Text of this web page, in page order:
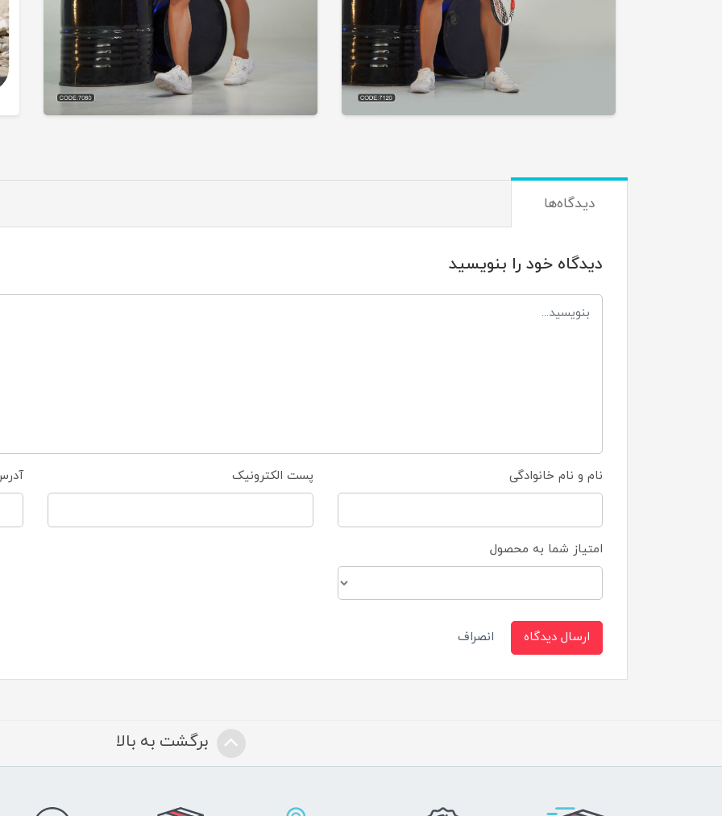
دیدگاه‌ها
دیدگاه خود را بنویسید
نام و نام خانوادگی پست الکترونیک
امتیاز شما به محصول
ارسال دیدگاه انصراف
برگشت به بالا